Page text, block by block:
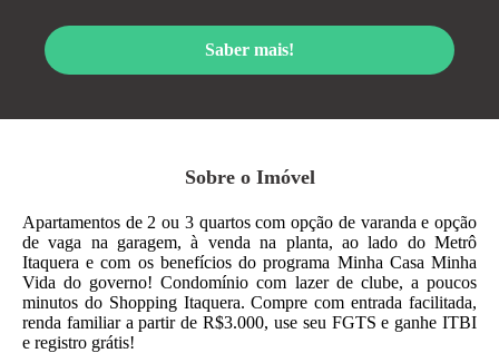
Sobre o Imóvel
Apartamentos de 2 ou 3 quartos com opção de varanda e opção
de vaga na garagem, à venda na planta, ao lado do Metrô
Itaquera e com os benefícios do programa Minha Casa Minha
Vida do governo! Condomínio com lazer de clube, a poucos
minutos do Shopping Itaquera. Compre com entrada facilitada,
renda familiar a partir de R$3.000, use seu FGTS e ganhe ITBI
e registro grátis!
Saber mais!